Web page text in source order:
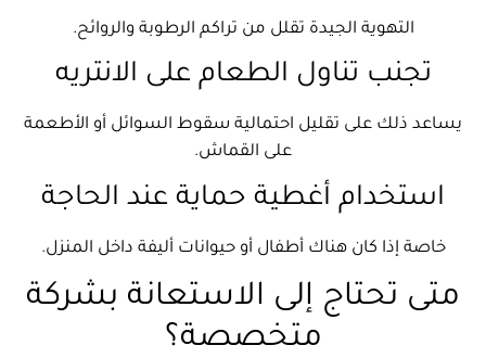
التهوية الجيدة تقلل من تراكم الرطوبة والروائح.
تجنب تناول الطعام على الانتريه
يساعد ذلك على تقليل احتمالية سقوط السوائل أو الأطعمة
على القماش.
استخدام أغطية حماية عند الحاجة
خاصة إذا كان هناك أطفال أو حيوانات أليفة داخل المنزل.
متى تحتاج إلى الاستعانة بشركة
متخصصة؟